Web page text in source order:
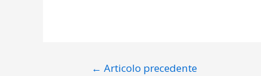
Navigazione
← Articolo precedente